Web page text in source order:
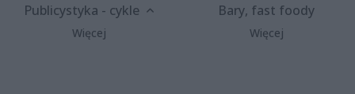
Publicystyka - cykle
Więcej
Bary, fast foody
Więcej